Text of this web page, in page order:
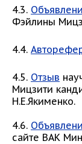
4.3.
Фэйлины
4.4.
4.5. Отзыв
Мицзити
Н.Е.Якименко.
4.6.
сайте ВАК